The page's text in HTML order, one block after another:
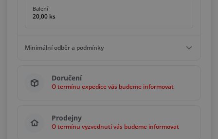
Balení
20,00 ks
Minimální odběr a podmínky
20,00 ks
Násobky 20,00 ks
Doručení
O termínu expedice vás budeme informovat
Prodejny
O termínu vyzvednutí vás budeme informovat